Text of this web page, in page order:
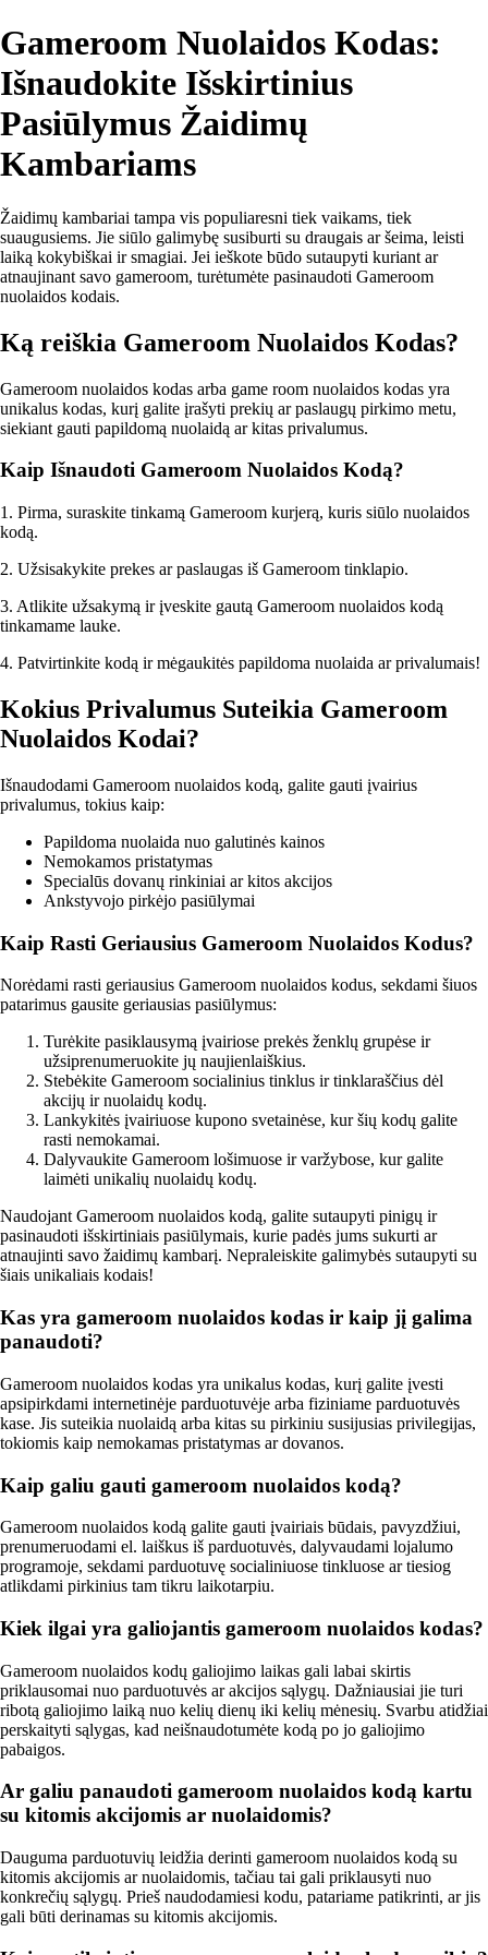
Gameroom Nuolaidos Kodas:
Išnaudokite Išskirtinius
Pasiūlymus Žaidimų
Kambariams
Žaidimų kambariai tampa vis populiaresni tiek vaikams, tiek
suaugusiems. Jie siūlo galimybę susiburti su draugais ar šeima, leisti
laiką kokybiškai ir smagiai. Jei ieškote būdo sutaupyti kuriant ar
atnaujinant savo gameroom, turėtumėte pasinaudoti Gameroom
nuolaidos kodais.
Ką reiškia Gameroom Nuolaidos Kodas?
Gameroom nuolaidos kodas arba game room nuolaidos kodas yra
unikalus kodas, kurį galite įrašyti prekių ar paslaugų pirkimo metu,
siekiant gauti papildomą nuolaidą ar kitas privalumus.
Kaip Išnaudoti Gameroom Nuolaidos Kodą?
1. Pirma, suraskite tinkamą Gameroom kurjerą, kuris siūlo nuolaidos
kodą.
2. Užsisakykite prekes ar paslaugas iš Gameroom tinklapio.
3. Atlikite užsakymą ir įveskite gautą Gameroom nuolaidos kodą
tinkamame lauke.
4. Patvirtinkite kodą ir mėgaukitės papildoma nuolaida ar privalumais!
Kokius Privalumus Suteikia Gameroom
Nuolaidos Kodai?
Išnaudodami Gameroom nuolaidos kodą, galite gauti įvairius
privalumus, tokius kaip:
Papildoma nuolaida nuo galutinės kainos
Nemokamos pristatymas
Specialūs dovanų rinkiniai ar kitos akcijos
Ankstyvojo pirkėjo pasiūlymai
Kaip Rasti Geriausius Gameroom Nuolaidos Kodus?
Norėdami rasti geriausius Gameroom nuolaidos kodus, sekdami šiuos
patarimus gausite geriausias pasiūlymus:
Turėkite pasiklausymą įvairiose prekės ženklų grupėse ir
užsiprenumeruokite jų naujienlaiškius.
Stebėkite Gameroom socialinius tinklus ir tinklaraščius dėl
akcijų ir nuolaidų kodų.
Lankykitės įvairiuose kupono svetainėse, kur šių kodų galite
rasti nemokamai.
Dalyvaukite Gameroom lošimuose ir varžybose, kur galite
laimėti unikalių nuolaidų kodų.
Naudojant Gameroom nuolaidos kodą, galite sutaupyti pinigų ir
pasinaudoti išskirtiniais pasiūlymais, kurie padės jums sukurti ar
atnaujinti savo žaidimų kambarį. Nepraleiskite galimybės sutaupyti su
šiais unikaliais kodais!
Kas yra gameroom nuolaidos kodas ir kaip jį galima
panaudoti?
Gameroom nuolaidos kodas yra unikalus kodas, kurį galite įvesti
apsipirkdami internetinėje parduotuvėje arba fiziniame parduotuvės
kase. Jis suteikia nuolaidą arba kitas su pirkiniu susijusias privilegijas,
tokiomis kaip nemokamas pristatymas ar dovanos.
Kaip galiu gauti gameroom nuolaidos kodą?
Gameroom nuolaidos kodą galite gauti įvairiais būdais, pavyzdžiui,
prenumeruodami el. laiškus iš parduotuvės, dalyvaudami lojalumo
programoje, sekdami parduotuvę socialiniuose tinkluose ar tiesiog
atlikdami pirkinius tam tikru laikotarpiu.
Kiek ilgai yra galiojantis gameroom nuolaidos kodas?
Gameroom nuolaidos kodų galiojimo laikas gali labai skirtis
priklausomai nuo parduotuvės ar akcijos sąlygų. Dažniausiai jie turi
ribotą galiojimo laiką nuo kelių dienų iki kelių mėnesių. Svarbu atidžiai
perskaityti sąlygas, kad neišnaudotumėte kodą po jo galiojimo
pabaigos.
Ar galiu panaudoti gameroom nuolaidos kodą kartu
su kitomis akcijomis ar nuolaidomis?
Dauguma parduotuvių leidžia derinti gameroom nuolaidos kodą su
kitomis akcijomis ar nuolaidomis, tačiau tai gali priklausyti nuo
konkrečių sąlygų. Prieš naudodamiesi kodu, patariame patikrinti, ar jis
gali būti derinamas su kitomis akcijomis.